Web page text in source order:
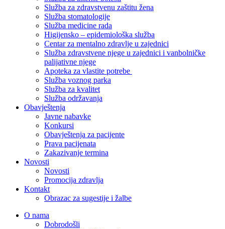
Služba za zdravstvenu zaštitu žena
Služba stomatologije
Služba medicine rada
Higijensko – epidemiološka služba
Centar za mentalno zdravlje u zajednici
Služba zdravstvene njege u zajednici i vanbolničke
palijativne njege
Apoteka za vlastite potrebe
Služba voznog parka
Služba za kvalitet
Služba održavanja
Obavještenja
Javne nabavke
Konkursi
Obavještenja za pacijente
Prava pacijenata
Zakazivanje termina
Novosti
Novosti
Promocija zdravlja
Kontakt
Obrazac za sugestije i žalbe
O nama
Dobrodošli